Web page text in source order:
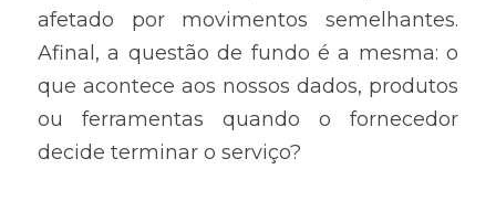
afetado por movimentos semelhantes.
Afinal, a questão de fundo é a mesma: o
que acontece aos nossos dados, produtos
ou ferramentas quando o fornecedor
decide terminar o serviço?